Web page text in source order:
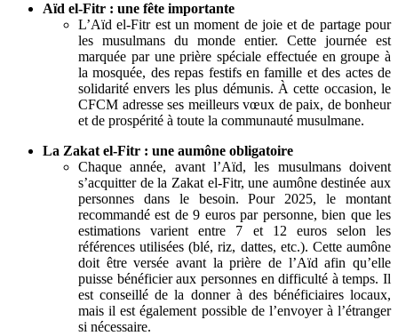
Aïd el-Fitr : une fête importante
L’Aïd el-Fitr est un moment de joie et de partage pour
les musulmans du monde entier. Cette journée est
marquée par une prière spéciale effectuée en groupe à
la mosquée, des repas festifs en famille et des actes de
solidarité envers les plus démunis. À cette occasion, le
CFCM adresse ses meilleurs vœux de paix, de bonheur
et de prospérité à toute la communauté musulmane.
La Zakat el-Fitr : une aumône obligatoire
Chaque année, avant l’Aïd, les musulmans doivent
s’acquitter de la Zakat el-Fitr, une aumône destinée aux
personnes dans le besoin. Pour 2025, le montant
recommandé est de 9 euros par personne, bien que les
estimations varient entre 7 et 12 euros selon les
références utilisées (blé, riz, dattes, etc.). Cette aumône
doit être versée avant la prière de l’Aïd afin qu’elle
puisse bénéficier aux personnes en difficulté à temps. Il
est conseillé de la donner à des bénéficiaires locaux,
mais il est également possible de l’envoyer à l’étranger
si nécessaire.